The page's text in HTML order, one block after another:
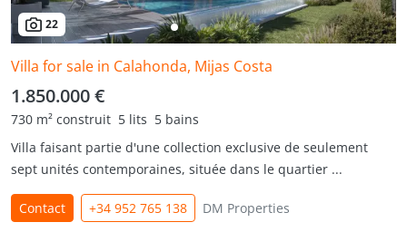
22
Villa for sale in Calahonda, Mijas Costa
1.850.000 €
730 m² construit 5 lits 5 bains
Villa faisant partie d'une collection exclusive de seulement
sept unités contemporaines, située dans le quartier ...
Contact +34 952 765 138 DM Properties